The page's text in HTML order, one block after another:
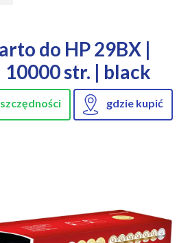
do HP 29BX |
10000 str. | black
gdzie kupić